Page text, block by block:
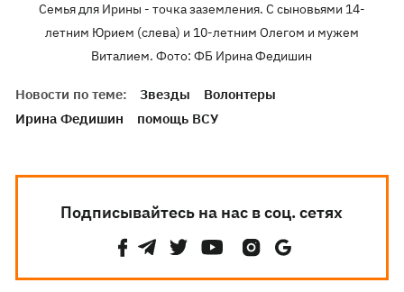
Семья для Ирины - точка заземления. С сыновьями 14-
летним Юрием (слева) и 10-летним Олегом и мужем
Виталием. Фото: ФБ Ирина Федишин
Новости по теме: Звезды
Волонтеры
Ирина Федишин
помощь ВСУ
Подписывайтесь на нас в соц. сетях